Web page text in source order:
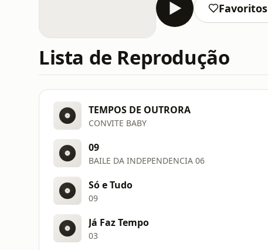
Favoritos
Lista de Reprodução
TEMPOS DE OUTRORA
CONVITE BABY
09
BAILE DA INDEPENDENCIA 06
Só e Tudo
09
Já Faz Tempo
03